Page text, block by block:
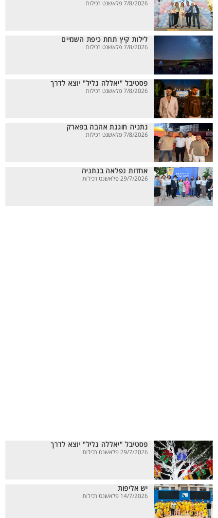
7/8/2026 פלאשנט רכילות
לילות קיץ תחת כיפת השמיים
7/8/2026 פלאשנט רכילות
פסטיבל "יאללה גליל" יוצא לדרך
7/8/2026 פלאשנט רכילות
נתניה חוגגת אהבה בפארק
7/8/2026 פלאשנט רכילות
אחדות נפלאה בנתניה
29/7/2026 פלאשנט רכילות
פסטיבל "יאללה גליל" יוצא לדרך
29/7/2026 פלאשנט רכילות
יש אליפות
14/7/2026 פלאשנט רכילות